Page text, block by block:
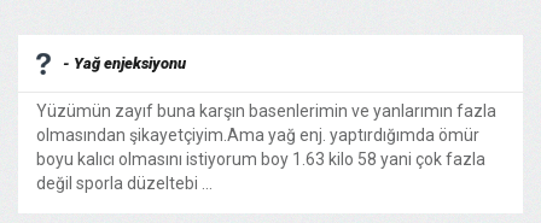
- Yağ enjeksiyonu
Yüzümün zayıf buna karşın basenlerimin ve yanlarımın fazla
olmasından şikayetçiyim.Ama yağ enj. yaptırdığımda ömür
boyu kalıcı olmasını istiyorum boy 1.63 kilo 58 yani çok fazla
değil sporla düzeltebi ...